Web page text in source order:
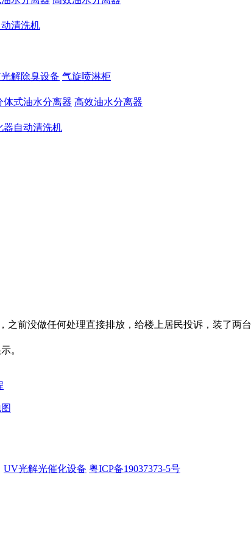
清洗机
解除臭设备 气旋喷淋柜
体式油水分离器 高效油水分离器
器自动清洗机
之前没做任何处理直接排放，给楼上居民投诉，装了两台
。
UV光解光催化设备 粤ICP备19037373-5号